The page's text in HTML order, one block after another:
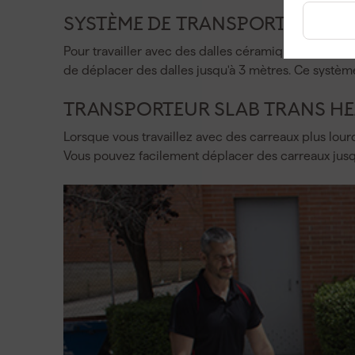
SYSTÈME DE TRANSPORT SLIM
Pour travailler avec des dalles céramiques ou des
de déplacer des dalles jusqu'à 3 mètres. Ce
TRANSPORTEUR SLAB TRANS
Lorsque vous travaillez avec des carreaux plus
Vous pouvez facilement déplacer des carreaux